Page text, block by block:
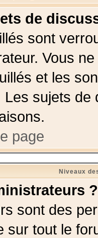
de
sont
Vous
et les
Les sujets
page
Niveaux
?
sont des
sur tout le